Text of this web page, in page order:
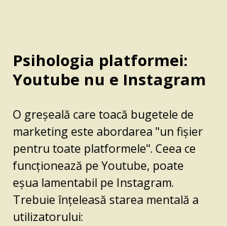
Psihologia platformei:
Youtube nu e Instagram
O greșeală care toacă bugetele de
marketing este abordarea "un fișier
pentru toate platformele". Ceea ce
funcționează pe Youtube, poate
eșua lamentabil pe Instagram.
Trebuie înțeleasă starea mentală a
utilizatorului: